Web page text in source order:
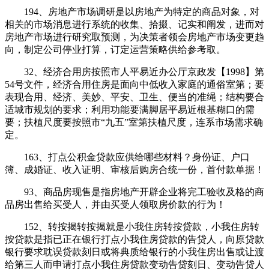
194、房地产市场调研是以房地产为特定的商品对象，对
相关的市场消息进行系统的收集、拾掇、记实和阐发，进而对
房地产市场进行研究取预测，为决策者领会房地产市场变更趋
向，制定公司停业打算，订定运营策略供给参考取。
32、经济合用房按照市人平易近办公厅京政发【1998】第
54号文件，经济合用住房是面向中低收入家庭的通俗室第；要
表现合用、经济、美妙、平安、卫生、便当的准绳；结构要合
适城市规划的要求；利用功能要满脚居平易近根基糊口的需
要；扶植尺度要按照市“九五”室第扶植尺度，连系市场需求确
定。
163、打点公积金贷款应供给哪些材料？身份证、户口
簿、成婚证、收入证明、审核后购房合统一份，首付款单据！
93、商品房现售是指房地产开辟企业将完工验收及格的商
品房出售给买受人，并由买受人领取房价款的行为！
152、转按揭转按揭就是小我住房转按贷款，小我住房转
按贷款是指已正在银行打点小我住房贷款的告贷人，向原贷款
银行要求耽误贷款刻日或将典质给银行的小我住房出售或让渡
给第三人而申请打点小我住房贷款变动告贷刻日、变动告贷人